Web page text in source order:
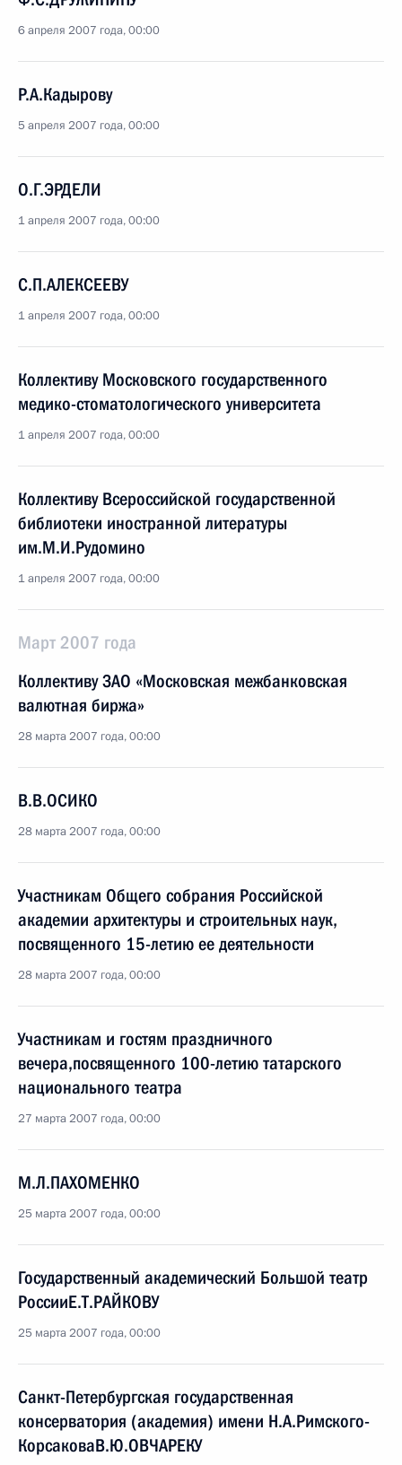
6 апреля 2007 года, 00:00
Р.А.Кадырову
5 апреля 2007 года, 00:00
О.Г.ЭРДЕЛИ
1 апреля 2007 года, 00:00
С.П.АЛЕКСЕЕВУ
1 апреля 2007 года, 00:00
Коллективу Московского государственного
медико-стоматологического университета
1 апреля 2007 года, 00:00
Коллективу Всероссийской государственной
библиотеки иностранной литературы
им.М.И.Рудомино
1 апреля 2007 года, 00:00
Март 2007 года
Коллективу ЗАО «Московская межбанковская
валютная биржа»
28 марта 2007 года, 00:00
В.В.ОСИКО
28 марта 2007 года, 00:00
Участникам Общего собрания Российской
академии архитектуры и строительных наук,
посвященного 15-летию ее деятельности
28 марта 2007 года, 00:00
Участникам и гостям праздничного
вечера,посвященного 100-летию татарского
национального театра
27 марта 2007 года, 00:00
М.Л.ПАХОМЕНКО
25 марта 2007 года, 00:00
Государственный академический Большой театр
РоссииЕ.Т.РАЙКОВУ
25 марта 2007 года, 00:00
Санкт-Петербургская государственная
консерватория (академия) имени Н.А.Римского-
КорсаковаВ.Ю.ОВЧАРЕКУ